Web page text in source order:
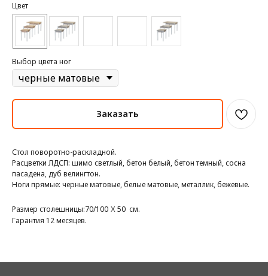
Цвет
Выбор цвета ног
Заказать
Стол поворотно-раскладной.
Расцветки ЛДСП: шимо светлый, бетон белый, бетон темный, сосна
пасадена, дуб велингтон.
Ноги прямые: черные матовые, белые матовые, металлик, бежевые.
Размер столешницы:70/100 х50 см.
Гарантия 12 месяцев.